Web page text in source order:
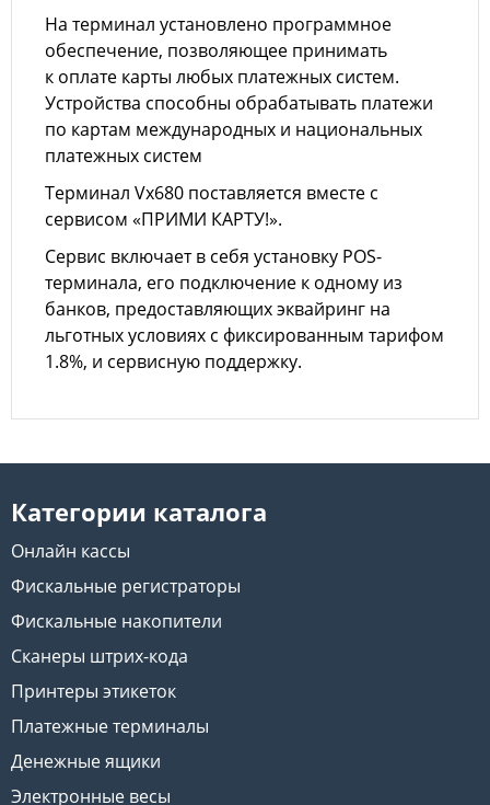
На терминал установлено программное
обеспечение, позволяющее принимать
к оплате карты любых платежных систем.
Устройства способны обрабатывать платежи
по картам международных и национальных
платежных систем
Терминал Vx680 поставляется вместе с
сервисом «ПРИМИ КАРТУ!».
Сервис включает в себя установку POS-
терминала, его подключение к одному из
банков, предоставляющих эквайринг на
льготных условиях с фиксированным тарифом
1.8%, и сервисную поддержку.
Категории каталога
Онлайн кассы
Фискальные регистраторы
Фискальные накопители
Сканеры штрих-кода
Принтеры этикеток
Платежные терминалы
Денежные ящики
Электронные весы